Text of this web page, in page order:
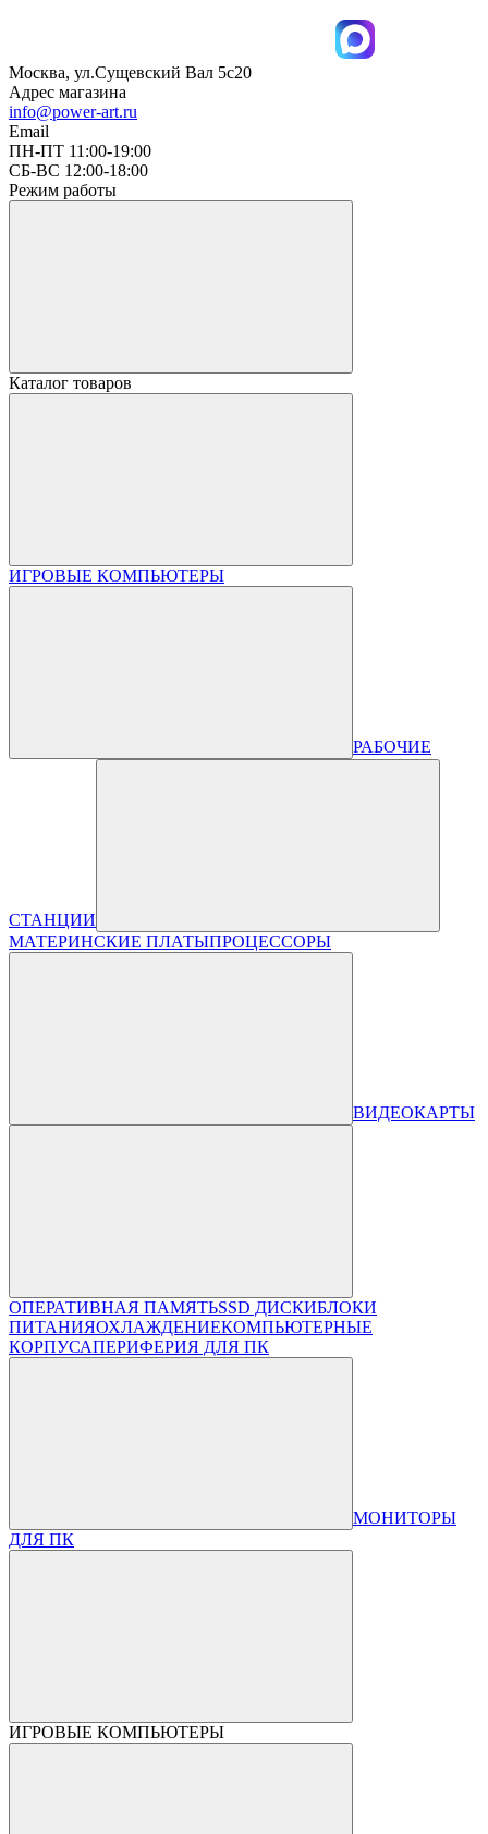
Москва, ул.Сущевский Вал 5с20
Адрес магазина
info@power-art.ru
Email
ПН-ПТ 11:00-19:00
СБ-ВС 12:00-18:00
Режим работы
Каталог товаров
ИГРОВЫЕ КОМПЬЮТЕРЫ
РАБОЧИЕ
СТАНЦИИ
МАТЕРИНСКИЕ ПЛАТЫПРОЦЕССОРЫ
ВИДЕОКАРТЫ
ОПЕРАТИВНАЯ ПАМЯТЬSSD ДИСКИБЛОКИ
ПИТАНИЯОХЛАЖДЕНИЕКОМПЬЮТЕРНЫЕ
КОРПУСАПЕРИФЕРИЯ ДЛЯ ПК
МОНИТОРЫ
ДЛЯ ПК
ИГРОВЫЕ КОМПЬЮТЕРЫ